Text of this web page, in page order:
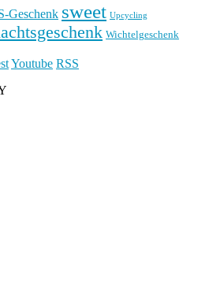
Geschenk sweet Upcycling
Wichtelgeschenk
Youtube RSS